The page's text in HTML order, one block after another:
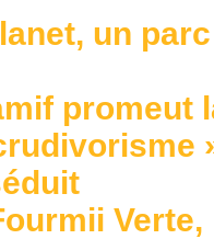
un
promeut